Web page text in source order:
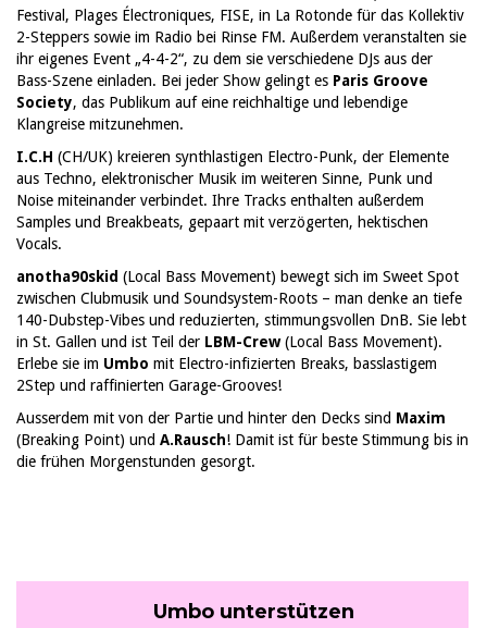
Festival, Plages Électroniques, FISE, in La Rotonde für das Kollektiv
2-Steppers sowie im Radio bei Rinse FM. Außerdem veranstalten sie
ihr eigenes Event „4-4-2“, zu dem sie verschiedene DJs aus der
Bass-Szene einladen. Bei jeder Show gelingt es Paris Groove
Society, das Publikum auf eine reichhaltige und lebendige
Klangreise mitzunehmen.
I.C.H (CH/UK) kreieren synthlastigen Electro-Punk, der Elemente
aus Techno, elektronischer Musik im weiteren Sinne, Punk und
Noise miteinander verbindet. Ihre Tracks enthalten außerdem
Samples und Breakbeats, gepaart mit verzögerten, hektischen
Vocals.
anotha90skid (Local Bass Movement) bewegt sich im Sweet Spot
zwischen Clubmusik und Soundsystem-Roots – man denke an tiefe
140-Dubstep-Vibes und reduzierten, stimmungsvollen DnB. Sie lebt
in St. Gallen und ist Teil der LBM-Crew(Local Bass Movement).
Erlebe sie im Umbo mit Electro-infizierten Breaks, basslastigem
2Step und raffinierten Garage-Grooves!
Ausserdem mit von der Partie und hinter den Decks sind Maxim
(Breaking Point) und A.Rausch! Damit ist für beste Stimmung bis in
die frühen Morgenstunden gesorgt.
Umbo unterstützen